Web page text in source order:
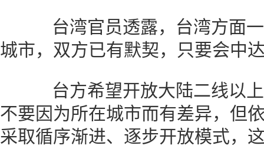
台湾官员透露，台湾方面一
城市，双方已有默契，只要会中
台方希望开放大陆二线以上
不要因为所在城市而有差异，但
采取循序渐进、逐步开放模式，